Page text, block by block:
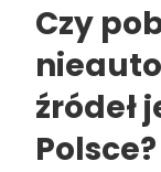
Czy
źródeł
Polsce?